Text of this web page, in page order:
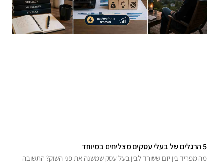
5 הרגלים של בעלי עסקים מצליחים במיוחד
מה מפריד בין יזם ששורד לבין בעל עסק שמשנה את פני השוק? התשובה